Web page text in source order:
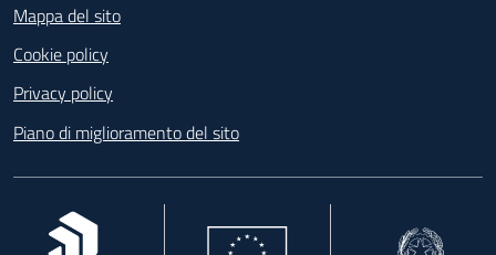
Mappa del sito
Cookie policy
Privacy policy
Piano di miglioramento del sito
, apre in una nuova scheda